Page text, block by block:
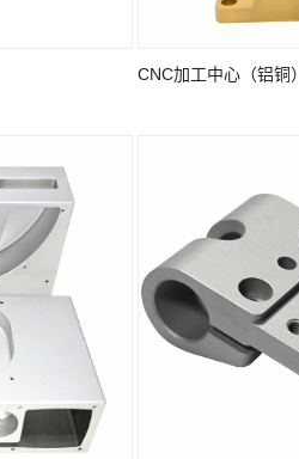
CNC加工中心（铝铜）